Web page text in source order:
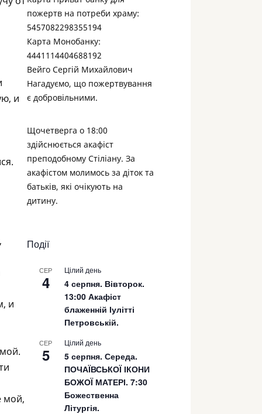
и
и
мой,
пожертв на потреби храму:
5457082298355194
Карта Монобанку:
4441114404688192
Вейго Сергій Михайлович
Нагадуємо, що пожертвування
є добровільними.
Щочетверга о 18:00
здійснюється акафіст
преподобному Стіліану. За
акафістом молимось за діток та
батьків, які очікують на
дитину.
Події
СЕР
4
Цілий день
4 серпня. Вівторок.
13:00 Акафіст
блаженній Іулітті
Петровській.
СЕР
5
Цілий день
5 серпня. Середа.
ПОЧАЇВСЬКОЇ ІКОНИ
БОЖОЇ МАТЕРІ. 7:30
Божественна
Літургія.